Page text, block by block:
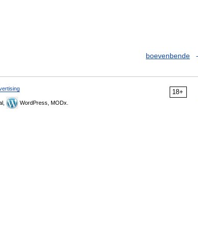
boevenbende
18+
WordPress, MODx.